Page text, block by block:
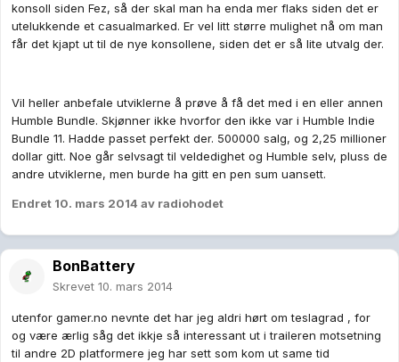
konsoll siden Fez, så der skal man ha enda mer flaks siden det er
utelukkende et casualmarked. Er vel litt større mulighet nå om man
får det kjapt ut til de nye konsollene, siden det er så lite utvalg der.
Vil heller anbefale utviklerne å prøve å få det med i en eller annen
Humble Bundle. Skjønner ikke hvorfor den ikke var i Humble Indie
Bundle 11. Hadde passet perfekt der. 500000 salg, og 2,25 millioner
dollar gitt. Noe går selvsagt til veldedighet og Humble selv, pluss de
andre utviklerne, men burde ha gitt en pen sum uansett.
Endret 10. mars 2014 av radiohodet
BonBattery
Skrevet 10. mars 2014
utenfor gamer.no nevnte det har jeg aldri hørt om teslagrad , for
og være ærlig såg det ikkje så interessant ut i traileren motsetning
til andre 2D platformere jeg har sett som kom ut same tid